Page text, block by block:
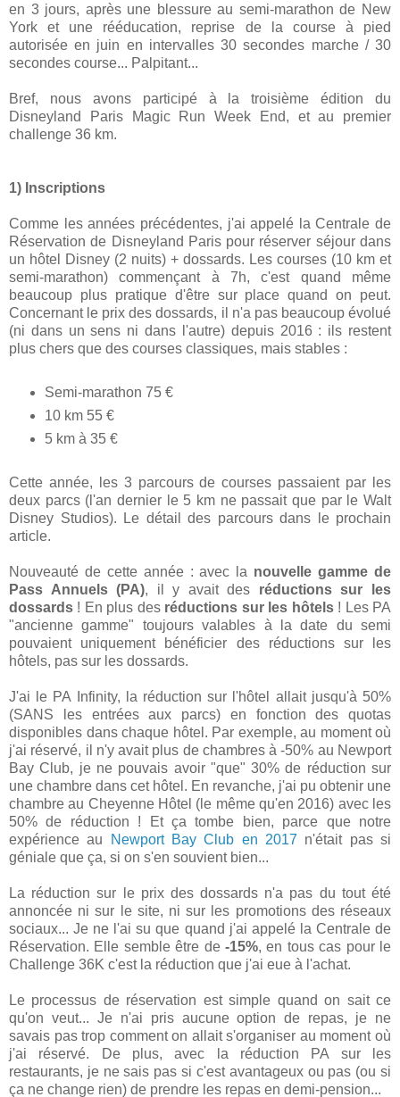
en 3 jours, après une blessure au semi-marathon de New
York et une rééducation, reprise de la course à pied
autorisée en juin en intervalles 30 secondes marche / 30
secondes course... Palpitant...
Bref, nous avons participé à la troisième édition du
Disneyland Paris Magic Run Week End, et au premier
challenge 36 km.
1) Inscriptions
Comme les années précédentes, j'ai appelé la Centrale de
Réservation de Disneyland Paris pour réserver séjour dans
un hôtel Disney (2 nuits) + dossards. Les courses (10 km et
semi-marathon) commençant à 7h, c'est quand même
beaucoup plus pratique d'être sur place quand on peut.
Concernant le prix des dossards, il n'a pas beaucoup évolué
(ni dans un sens ni dans l'autre) depuis 2016 : ils restent
plus chers que des courses classiques, mais stables :
Semi-marathon 75 €
10 km 55 €
5 km à 35 €
Cette année, les 3 parcours de courses passaient par les
deux parcs (l'an dernier le 5 km ne passait que par le Walt
Disney Studios). Le détail des parcours dans le prochain
article.
Nouveauté de cette année : avec la nouvelle gamme de
Pass Annuels (PA), il y avait des réductions sur les
dossards ! En plus des réductions sur les hôtels! Les PA
"ancienne gamme" toujours valables à la date du semi
pouvaient uniquement bénéficier des réductions sur les
hôtels, pas sur les dossards.
J'ai le PA Infinity, la réduction sur l'hôtel allait jusqu'à 50%
(SANS les entrées aux parcs) en fonction des quotas
disponibles dans chaque hôtel. Par exemple, au moment où
j'ai réservé, il n'y avait plus de chambres à -50% au Newport
Bay Club, je ne pouvais avoir "que" 30% de réduction sur
une chambre dans cet hôtel. En revanche, j'ai pu obtenir une
chambre au Cheyenne Hôtel (le même qu'en 2016) avec les
50% de réduction ! Et ça tombe bien, parce que notre
expérience au
Newport Bay Club en 2017 n'était pas si
géniale que ça, si on s'en souvient bien...
La réduction sur le prix des dossards n'a pas du tout été
annoncée ni sur le site, ni sur les promotions des réseaux
sociaux... Je ne l'ai su que quand j'ai appelé la Centrale de
Réservation. Elle semble être de -15%, en tous cas pour le
Challenge 36K c'est la réduction que j'ai eue à l'achat.
Le processus de réservation est simple quand on sait ce
qu'on veut... Je n'ai pris aucune option de repas, je ne
savais pas trop comment on allait s'organiser au moment où
j'ai réservé. De plus, avec la réduction PA sur les
restaurants, je ne sais pas si c'est avantageux ou pas (ou si
ça ne change rien) de prendre les repas en demi-pension...